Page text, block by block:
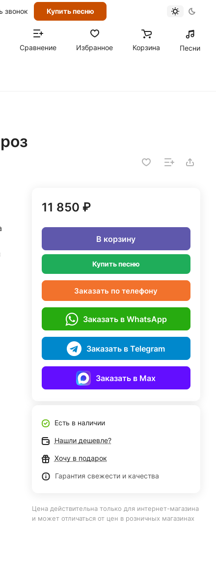
звонок Купить песню
Сравнение Избранное Корзина Песни
11 850 ₽
В корзину
Купить песню
Заказать по телефону
Заказать в WhatsApp
Заказать в Telegram
Заказать в Max
Есть в наличии
Нашли дешевле?
Хочу в подарок
Гарантия свежести и качества
Цена действительна только для интернет-магазина
и может отличаться от цен в розничных магазинах